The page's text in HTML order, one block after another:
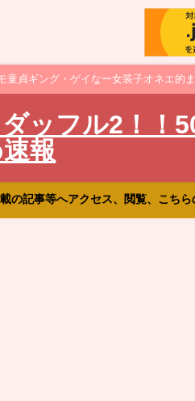
童貞ギング・ゲイなー女装子オネエ的
ッフル2！！
報
の記事等へアクセス、閲覧、こち